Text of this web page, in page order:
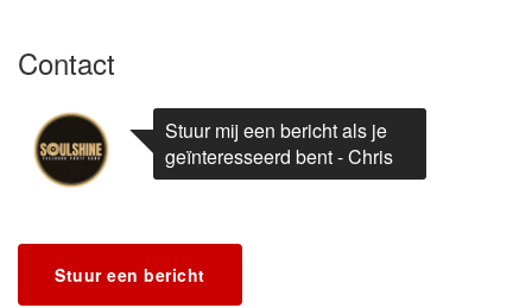
Contact
Stuur mij een bericht als je
geïnteresseerd bent - Chris
Stuur een bericht